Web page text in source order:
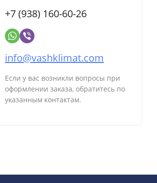
+7 (938) 160-60-26
info@vashklimat.com
Если у вас возникли вопросы при
оформлении заказа, обратитесь по
указанным контактам.